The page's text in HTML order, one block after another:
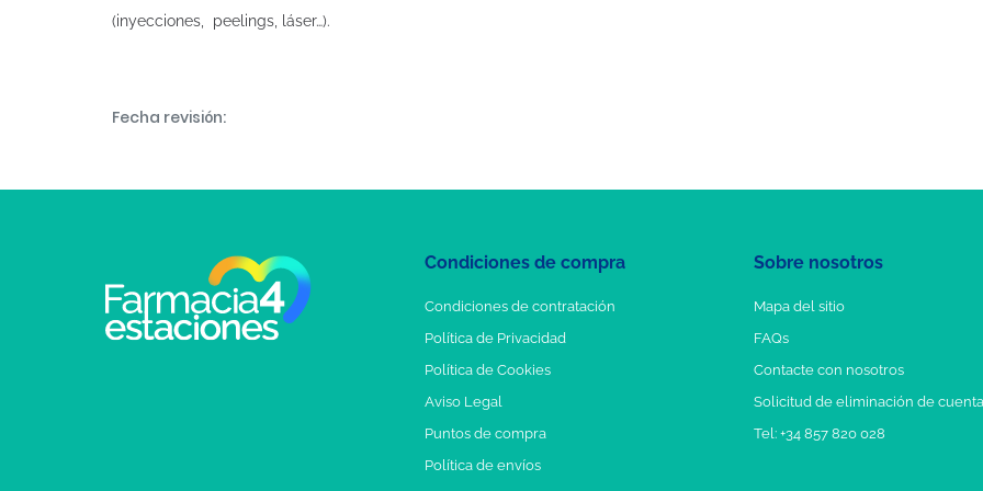
(inyecciones, peelings, láser…).
Fecha revisión:
Condiciones de compra
Condiciones de contratación
Política de Privacidad
Política de Cookies
Aviso Legal
Puntos de compra
Política de envíos
Sobre nosotros
Mapa del sitio
FAQs
Contacte con nosotros
Solicitud de eliminación de cuenta
Tel: +34 857 820 028